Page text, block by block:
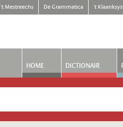
't Mestreechs De Grammatica 't
HOME DICTIONAIR